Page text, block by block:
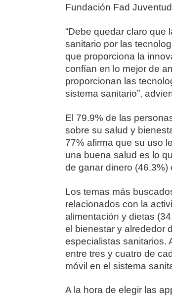
Fundación Fad
“Debe quedar claro que
sanitario por las
que proporciona la
confían en lo mejor de
proporcionan las
sistema sanitario”,
El 79.9% de las
sobre su salud y
77% afirma que su uso
una buena salud es lo
de ganar dinero (46.3%)
Los temas más
relacionados con la
alimentación y dietas
el bienestar y alrededor
especialistas sanitarios.
entre tres y cuatro de
móvil en el sistema
A la hora de elegir las